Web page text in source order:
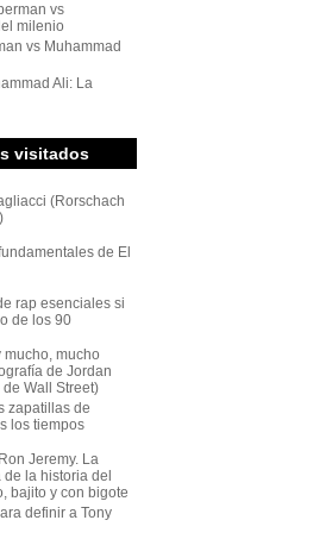
vs
milenio
vs Muhammad
Ali: La
visitados
(Rorschach
de El
rap esenciales si
de los 90
mucho, mucho
de Jordan
de Wall Street)
zapatillas de
los tiempos
Jeremy. La
la historia del
bajito y con bigote
definir a Tony